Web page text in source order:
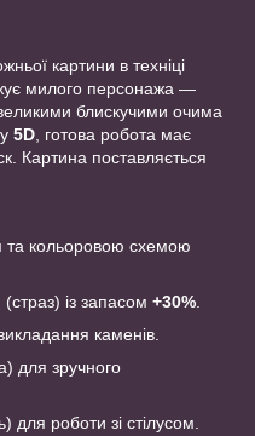
картини в техніці
милого персонажа —
блискучими очима
5D , готова робота має
Картина поставляється
кольоровою схемою
(страз) із запасом +30%
каменів.
для зручного
для роботи зі стілусом.